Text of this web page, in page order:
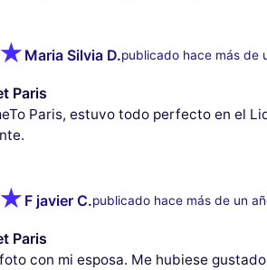
Maria Silvia D.publicado hace más de
Paris
Paris, estuvo todo perfecto en el
F javier C.publicado hace más de un
Paris
con mi esposa. Me hubiese